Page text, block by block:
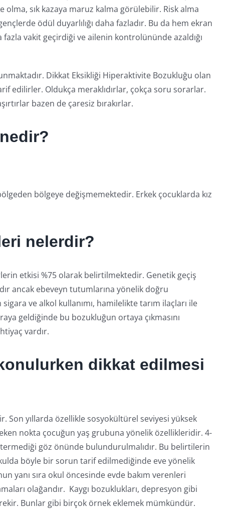
sık kazaya maruz kalma görülebilir. Risk alma
ödül duyarlılığı daha fazladır. Bu da hem ekran
fazla vakit geçirdiği ve ailenin kontrolününde azaldığı
Dikkat Eksikliği Hiperaktivite Bozukluğu olan
edilirler. Oldukça meraklıdırlar, çokça soru sorarlar.
bazen de çaresiz bırakırlar.
bölgeye değişmemektedir. Erkek çocuklarda kız
nelerdir?
etkisi %75 olarak belirtilmektedir. Genetik geçiş
ancak ebeveyn tutumlarına yönelik doğru
ve alkol kullanımı, hamilelikte tarım ilaçları ile
geldiğinde bu bozukluğun ortaya çıkmasını
vardır.
dikkat edilmesi
yıllarda özellikle sosyokültürel seviyesi yüksek
nokta çocuğun yaş grubuna yönelik özellikleridir. 4-
göz önünde bulundurulmalıdır. Bu belirtilerin
böyle bir sorun tarif edilmediğinde eve yönelik
yanı sıra okul öncesinde evde bakım verenleri
olağandır. Kaygı bozuklukları, depresyon gibi
Bunlar gibi birçok örnek eklemek mümkündür.